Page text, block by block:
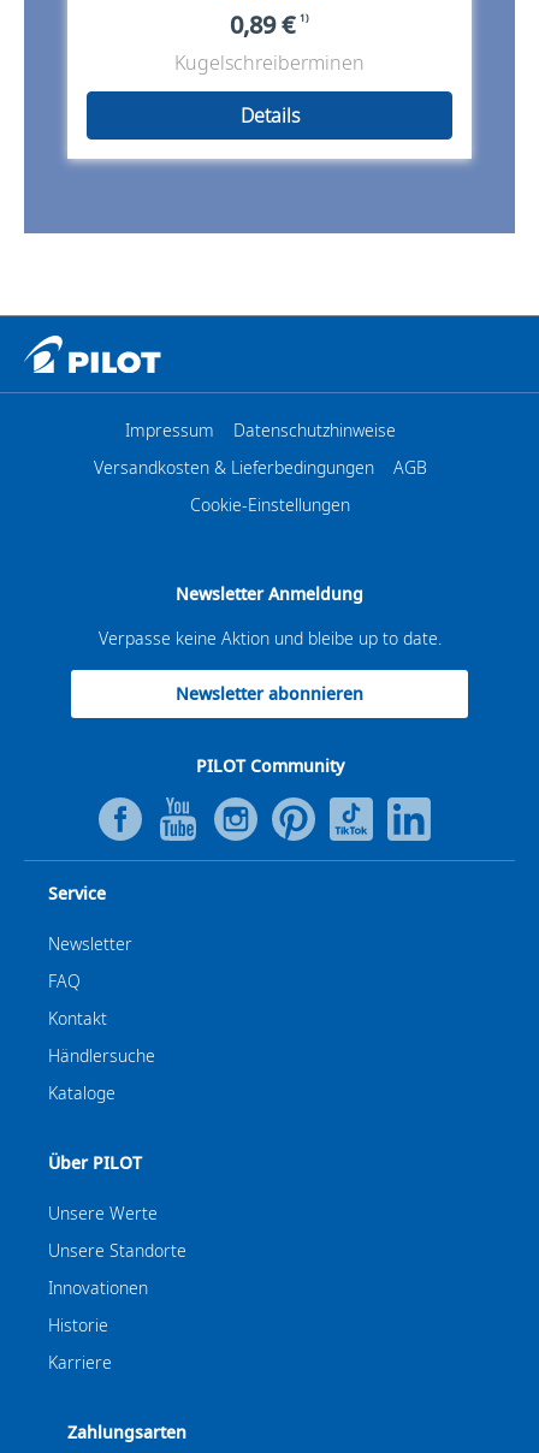
0,89 € 1)
Kugelschreiberminen
Details
Impressum
Datenschutzhinweise
Versandkosten & Lieferbedingungen
AGB
Cookie-Einstellungen
Newsletter Anmeldung
Verpasse keine Aktion und bleibe up to date.
Newsletter abonnieren
PILOT Community
Service
Newsletter
FAQ
Kontakt
Händlersuche
Kataloge
Über PILOT
Unsere Werte
Unsere Standorte
Innovationen
Historie
Karriere
Zahlungsarten